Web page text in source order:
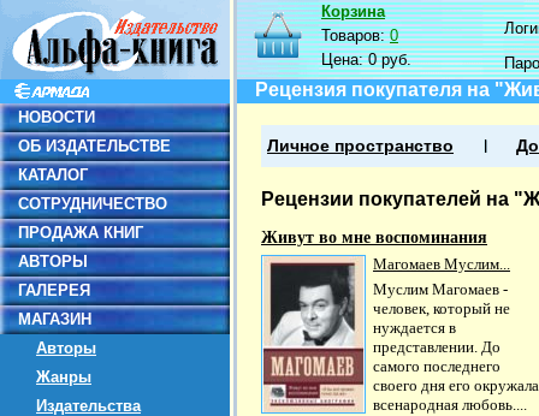
НОВОСТИ
ОБ ИЗДАТЕЛЬСТВЕ
КАТАЛОГ
СОТРУДНИЧЕСТВО
ПРОДАЖА КНИГ
АВТОРЫ
ГАЛЕРЕЯ
МАГАЗИН
Авторы
Жанры
Издательства
Корзина
Товаров:0
Цена:0 руб.
Рецензия покупателя на
Личное пространство
Рецензии покупателей на
Живут во мне воспоминания
Магомаев Муслим...
Муслим Магомаев -
человек, который не
нуждается в
представлении. До
самого последнего
своего дня его окружала
всенародная любовь....